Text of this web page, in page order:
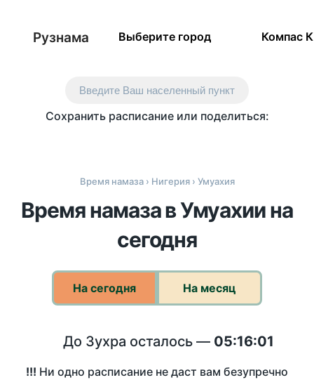
Рузнама Выберите город Компас
Введите Ваш населенный пункт
Сохранить расписание или поделиться:
Время намаза› Нигерия› Умуахия
Время намаза в Умуахии на
сегодня
На сегодня На месяц
До Зухра осталось — 05:16:01
!!! Ни одно расписание не даст вам безупречно